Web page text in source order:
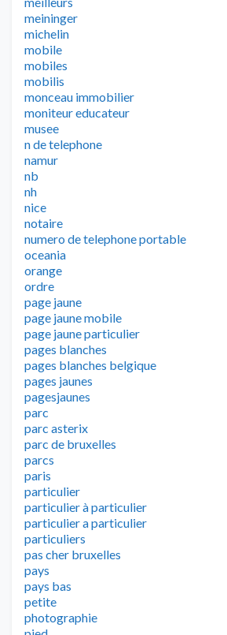
meininger
michelin
mobile
mobiles
mobilis
monceau immobilier
moniteur educateur
musee
n de telephone
namur
nb
nh
nice
notaire
numero de telephone portable
oceania
orange
ordre
page jaune
page jaune mobile
page jaune particulier
pages blanches
pages blanches belgique
pages jaunes
pagesjaunes
parc
parc asterix
parc de bruxelles
parcs
paris
particulier
particulier à particulier
particulier a particulier
particuliers
pas cher bruxelles
pays
pays bas
petite
photographie